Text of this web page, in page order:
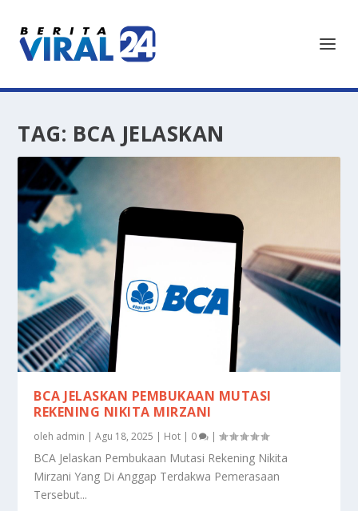
TAG: BCA JELASKAN
BCA JELASKAN PEMBUKAAN MUTASI
REKENING NIKITA MIRZANI
oleh admin |Agu 18, 2025 | Hot | 0 |
BCA Jelaskan Pembukaan Mutasi Rekening Nikita
Mirzani Yang Di Anggap Terdakwa Pemerasaan
Tersebut...